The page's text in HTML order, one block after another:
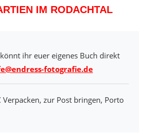
IM RODACHTAL
ihr euer eigenes Buch direkt
fotografie.de
Verpacken, zur Post bringen, Porto